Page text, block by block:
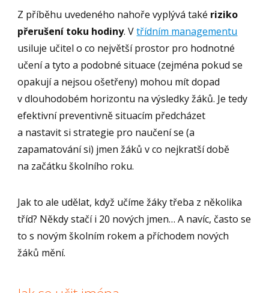
Z příběhu uvedeného nahoře vyplývá také riziko
přerušení toku hodiny. Vtřídním managementu
usiluje učitel o co největší prostor pro hodnotné
učení a tyto a podobné situace (zejména pokud se
opakují a nejsou ošetřeny) mohou mít dopad
v dlouhodobém horizontu na výsledky žáků. Je tedy
efektivní preventivně situacím předcházet
a nastavit si strategie pro naučení se (a
zapamatování si) jmen žáků v co nejkratší době
na začátku školního roku.
Jak to ale udělat, když učíme žáky třeba z několika
tříd? Někdy stačí i 20 nových jmen… A navíc, často se
to s novým školním rokem a příchodem nových
žáků mění.